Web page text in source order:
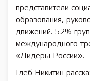
представители
образования,
движений. 52%
международного
«Лидеры России».
Глеб Никитин